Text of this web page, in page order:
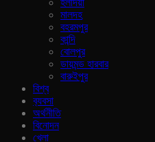
হলদিয়া
মালদহ
বহরমপুর
কান্দি
বোলপুর
ডায়মন্ড হারবার
বারুইপুর
বিশ্ব
ব‍্যবসা
অর্থনীতি
বিনোদন
খেলা